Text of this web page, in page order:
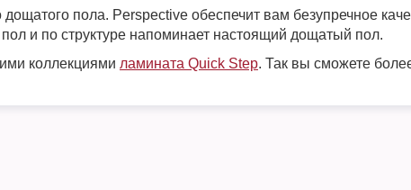
пола. Perspective обеспечит вам безупречное
и по структуре напоминает настоящий дощатый пол.
коллекциями ламината Quick Step. Так вы сможете